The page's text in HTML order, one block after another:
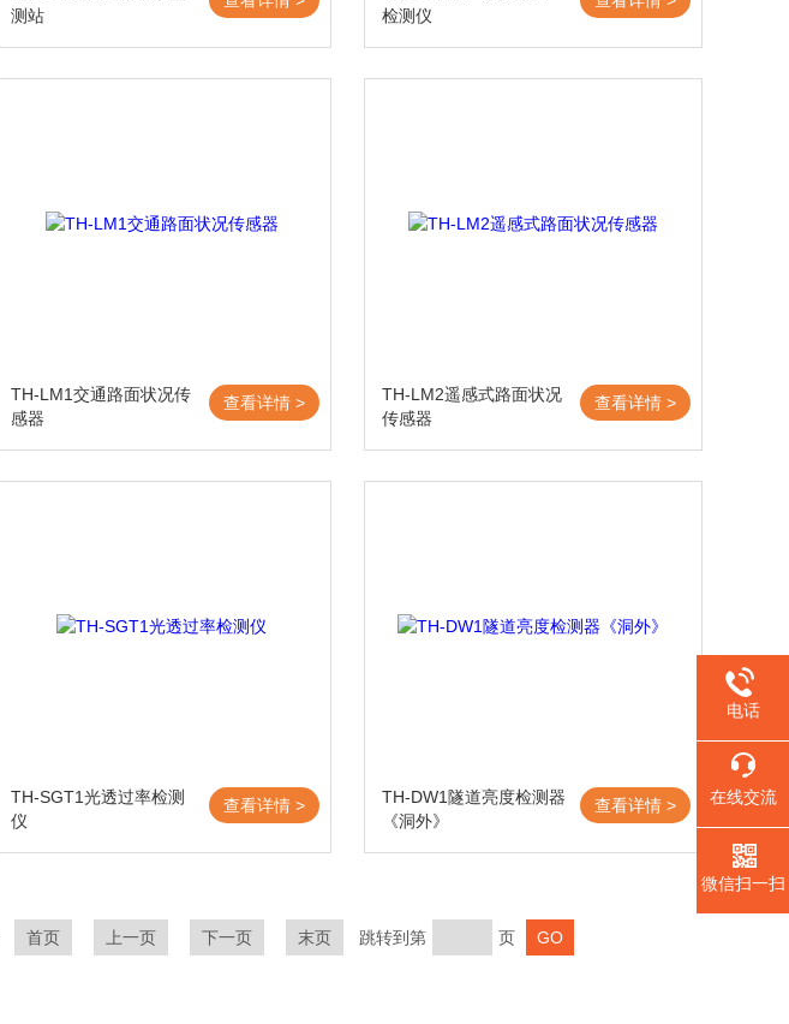
测站
检测仪
TH-LM1交通路面状况传
感器
查看详情 >
TH-LM2遥感式路面状况
传感器
查看详情 >
TH-SGT1光透过率检测
仪
查看详情 >
TH-DW1隧道亮度检测器
《洞外》
查看详情 >
首页 上一页 下一页 末页 跳转到第 页
电话
在线交流
微信扫一扫